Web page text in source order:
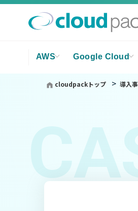
AWS Google Cloud
cloudpackトップ 導入